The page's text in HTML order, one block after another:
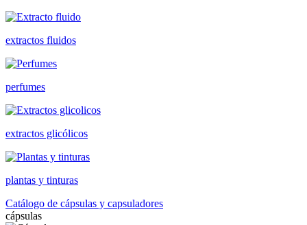
extractos fluidos
perfumes
extractos glicólicos
plantas y tinturas
Catálogo de cápsulas y capsuladores
cápsulas